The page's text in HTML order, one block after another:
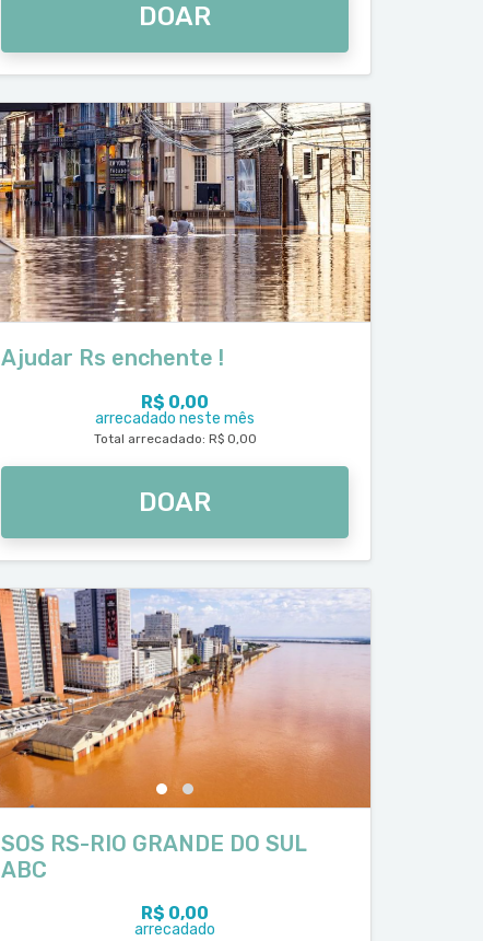
DOAR
Ajudar Rs enchente !
R$ 0,00
arrecadado neste mês
Total arrecadado: R$ 0,00
DOAR
SOS RS-RIO GRANDE DO SUL
ABC
R$ 0,00
arrecadado